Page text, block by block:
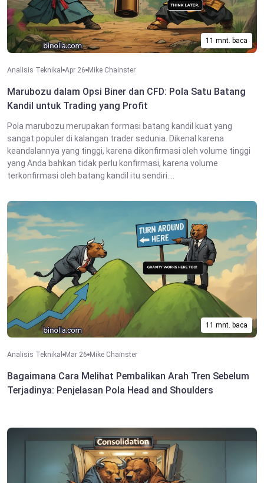
11 mnt. baca
Analisis Teknikal Apr 26 Mike Chainster
Marubozu dalam Opsi Biner dan CFD: Pola Satu Batang
Kandil untuk Trading yang Profit
Pola marubozu merupakan formasi batang kandil kuat yang
sangat populer di kalangan trader sedunia. Dikenal karena
keandalannya yang tinggi, karena dikonfirmasi oleh volume tinggi
yang Anda bahkan tidak perlu konfirmasi, karena volume
terkonfirmasi oleh batang kandil itu sendiri....
11 mnt. baca
Analisis Teknikal Mar 26 Mike Chainster
Bagaimana Cara Melihat Pembalikan Arah Tren Sebelum
Terjadinya: Penjelasan Pola Head and Shoulders